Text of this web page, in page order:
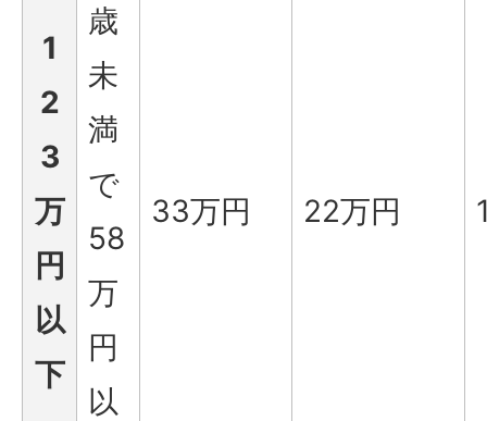
1
2
3
万
円
以
下
歳
未
満
で
58
万
円
以
33万円 22万円